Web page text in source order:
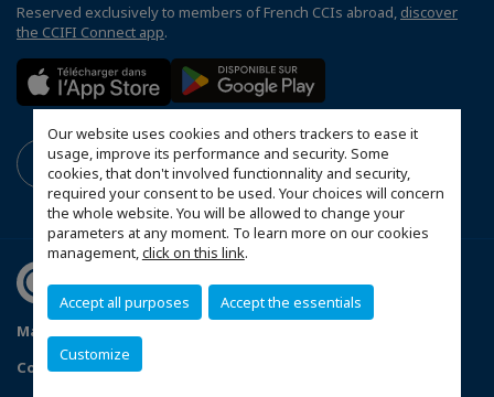
Our website uses cookies and others trackers to ease it
usage, improve its performance and security. Some
cookies, that don't involved functionnality and security,
required your consent to be used. Your choices will concern
the whole website. You will be allowed to change your
parameters at any moment. To learn more on our cookies
management,click on this link.
Accept all purposes Accept the essentials
Customize
Reserved exclusively to members of French CCIs abroad, discover
the CCIFI Connect app.
Mapa do Site
Configure cookies preferences